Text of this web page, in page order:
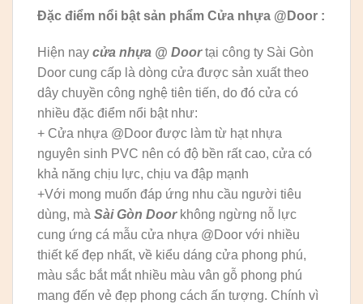
Đặc điểm nổi bật sản phẩm Cửa nhựa @Door :
Hiện nay cửa nhựa @ Doortại công ty Sài Gòn
Door cung cấp là dòng cửa được sản xuất theo
dây chuyền công nghệ tiên tiến, do đó cửa có
nhiều đặc điểm nổi bật như:
+ Cửa nhựa @Door được làm từ hạt nhựa
nguyên sinh PVC nên có độ bền rất cao, cửa có
khả năng chịu lực, chịu va đập mạnh
+Với mong muốn đáp ứng nhu cầu người tiêu
dùng, mà Sài Gòn Doorkhông ngừng nỗ lực
cung ứng cá mẫu cửa nhựa @Door với nhiều
thiết kế đẹp nhất, về kiểu dáng cửa phong phú,
màu sắc bắt mắt nhiều màu vân gỗ phong phú
mang đến vẻ đẹp phong cách ấn tượng. Chính vì